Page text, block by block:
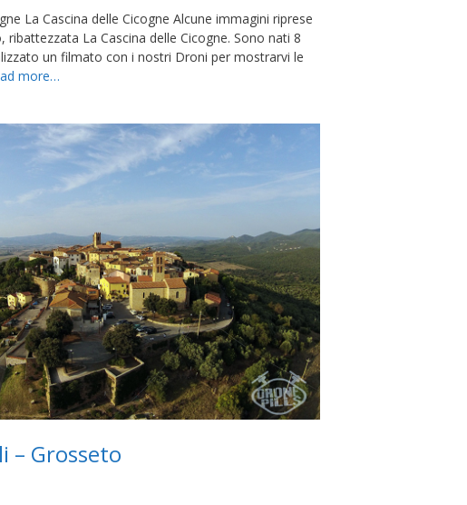
La Cascina delle Cicogne Alcune immagini riprese
ribattezzata La Cascina delle Cicogne. Sono nati 8
un filmato con i nostri Droni per mostrarvi le
more…
– Grosseto